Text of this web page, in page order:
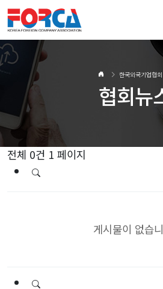
한국외국기업협회
협회뉴
전체 0건 1 페이지
게시물이 없습